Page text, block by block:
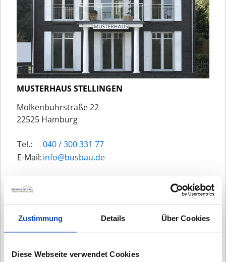
Zustimmung Details Über Cookies
Diese Webseite verwendet Cookies
MUSTERHAUS STELLINGEN
Molkenbuhrstraße 22
22525 Hamburg
Tel.:
040 / 300 331 77
E-Mail:ed.uabsub@ofni
Montag bis Freitag von 10 bis 18 Uhr
17 Uhr